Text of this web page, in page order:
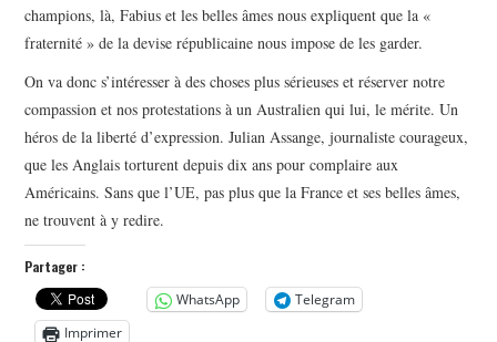
champions, là, Fabius et les belles âmes nous expliquent que la «
fraternité » de la devise républicaine nous impose de les garder.
On va donc s’intéresser à des choses plus sérieuses et réserver notre
compassion et nos protestations à un Australien qui lui, le mérite. Un
héros de la liberté d’expression. Julian Assange, journaliste courageux,
que les Anglais torturent depuis dix ans pour complaire aux
Américains. Sans que l’UE, pas plus que la France et ses belles âmes,
ne trouvent à y redire.
Partager :
WhatsApp
Telegram
Imprimer